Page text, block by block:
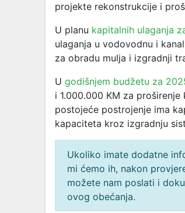
projekte rekonstrukcije i
U planu kapitalnih ulaganja
ulaganja u vodovodnu i
za obradu mulja i izgradnji
U godišnjem budžetu za
i 1.000.000 KM za proširenje
postojeće postrojenje ima
kapaciteta kroz izgradnju
Ukoliko imate dodatne
mi ćemo ih, nakon
možete nam poslati i
ovog obećanja.